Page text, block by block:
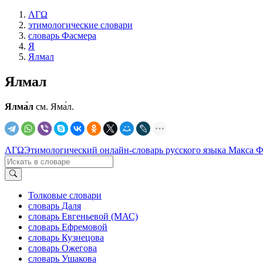
ΛΓΩ
этимологические словари
словарь Фасмера
Я
Ялмал
Ялмал
Ялма́л см. Яма́л.
ΛΓΩЭтимологический онлайн-словарь русского языка Макса
Толковые словари
словарь Даля
словарь Евгеньевой (МАС)
словарь Ефремовой
словарь Кузнецова
словарь Ожегова
словарь Ушакова